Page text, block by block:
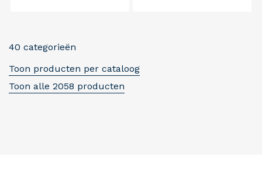
40 categorieën
Toon producten per cataloog
Toon alle 2058 producten